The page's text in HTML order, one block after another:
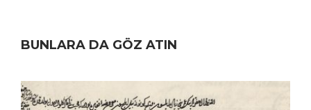
BUNLARA DA GÖZ ATIN